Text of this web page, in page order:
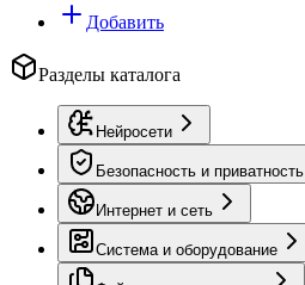
Добавить
Разделы каталога
Нейросети
Безопасность и приватность
Интернет и сеть
Система и оборудование